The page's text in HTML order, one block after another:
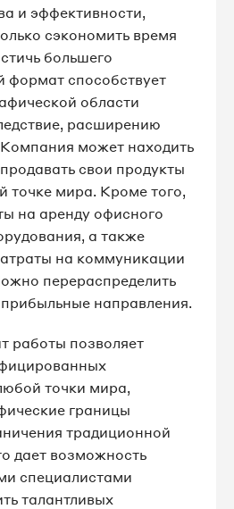
и эффективности,
сэкономить время
большего
формат способствует
области
расширению
может находить
свои продукты
точке мира. Кроме того,
на аренду офисного
а также
на коммуникации
перераспределить
направления.
работы позволяет
точки мира,
границы
традиционной
дает возможность
специалистами
талантливых